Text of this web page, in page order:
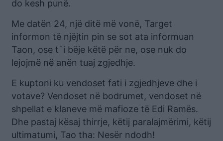
do kesh punë.
Me datën 24, një ditë më vonë, Target
informon të njëjtin pin se sot ata informuan
Taon, ose t`i bëje këtë për ne, ose nuk do
lejojmë në anën tuaj zgjedhje.
E kuptoni ku vendoset fati i zgjedhjeve dhe i
votave? Vendoset në bodrumet, vendoset në
shpellat e klaneve më mafioze të Edi Ramës.
Dhe pastaj kësaj thirrje, këtij paralajmërimi, këtij
ultimatumi, Tao tha: Nesër ndodh!